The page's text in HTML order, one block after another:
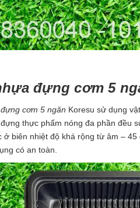
đựng cơm 5
cơm 5 ngăn Koresu sử dụng
thực phẩm nóng đa phần đều
ở biên nhiệt độ khá rộng từ âm –
có an toàn.